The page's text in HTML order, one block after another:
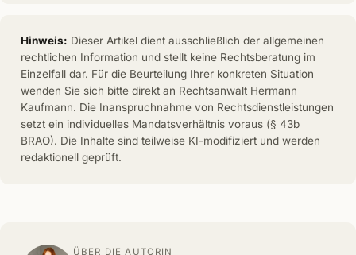
Hinweis: Dieser Artikel dient ausschließlich der allgemeinen
rechtlichen Information und stellt keine Rechtsberatung im
Einzelfall dar. Für die Beurteilung Ihrer konkreten Situation
wenden Sie sich bitte direkt an Rechtsanwalt Hermann
Kaufmann. Die Inanspruchnahme von Rechtsdienstleistungen
setzt ein individuelles Mandatsverhältnis voraus (§ 43b
BRAO). Die Inhalte sind teilweise KI-modifiziert und werden
redaktionell geprüft.
ÜBER DIE AUTORIN